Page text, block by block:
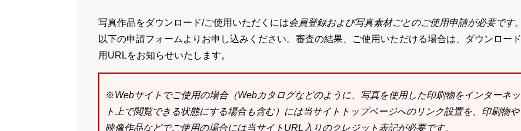
写真作品をダウンロード/ご使用いただくには会員登録および写真素材ごとのご使用申請が必要です。
以下の申請フォームよりお申し込みください。審査の結果、ご使用いただける場合は、ダウンロード
用URLをお知らせいたします。
※Webサイトでご使用の場合（Webカタログなどのように、写真を使用した印刷物をインターネッ
ト上で閲覧できる状態にする場合も含む）には当サイトトップページへのリンク設置を、印刷物や
映像作品などでご使用の場合には当サイトURL入りのクレジット表記が必要です。